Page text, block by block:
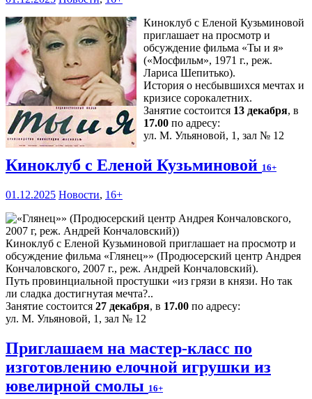
Киноклуб с Еленой Кузьминовой
приглашает на просмотр и
обсуждение фильма «Ты и я»
(«Мосфильм», 1971 г., реж.
Лариса Шепитько).
История о несбывшихся мечтах и
кризисе сорокалетних.
Занятие состоится 13 декабря, в
17.00 по адресу:
ул. М. Ульяновой, 1, зал № 12
Киноклуб с Еленой Кузьминовой 16+
01.12.2025 Новости, 16+
Киноклуб с Еленой Кузьминовой приглашает на просмотр и
обсуждение фильма «Глянец»» (Продюсерский центр Андрея
Кончаловского, 2007 г., реж. Андрей Кончаловский).
Путь провинциальной простушки «из грязи в князи. Но так
ли сладка достигнутая мечта?..
Занятие состоится 27 декабря, в 17.00 по адресу:
ул. М. Ульяновой, 1, зал № 12
Приглашаем на мастер-класс по
изготовлению елочной игрушки из
ювелирной смолы 16+